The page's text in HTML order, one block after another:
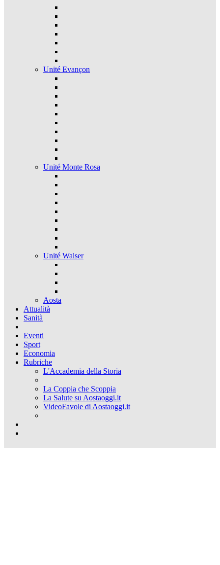
Unité Evançon
Unité Monte Rosa
Unité Walser
Aosta
Attualità
Sanità
Eventi
Sport
Economia
Rubriche
L'Accademia della Storia
La Coppia che Scoppia
La Salute su Aostaoggi.it
VideoFavole di Aostaoggi.it